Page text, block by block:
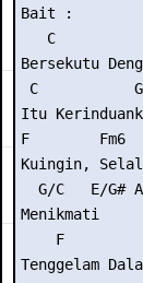
Bait :
C
Bersekutu
C
Itu
F        Fm6
Kuingin,
G/C   E/G#
Menikmati
F
Tenggelam